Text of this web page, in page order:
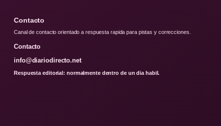
Contacto
Canal de contacto orientado a respuesta rapida para pistas y correcciones.
Contacto
info@diariodirecto.net
Respuesta editorial: normalmente dentro de un dia habil.